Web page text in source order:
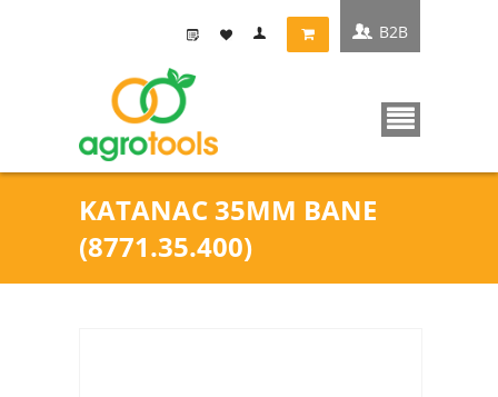
KATANAC 35MM BANE
(8771.35.400)
B2B